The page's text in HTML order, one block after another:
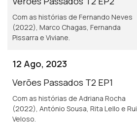
Com as histórias de Fernando Neves
(2022), Marco Chagas, Fernanda
Pissarra e Viviane.
12 Ago, 2023
Verões Passados T2 EP1
Com as histórias de Adriana Rocha
(2022), António Sousa, Rita Lello e Rui
Veloso.